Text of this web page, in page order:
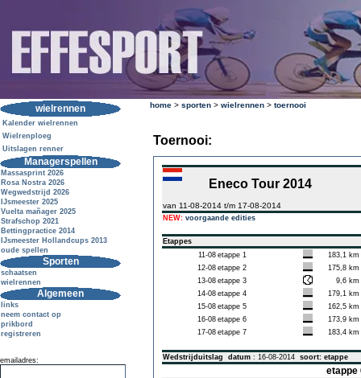
wielrennen
Kalender wielrennen
Wielrenploeg
Uitslagen renner
Managerspellen
Massasprint 2026
Rosa Nostra 2026
Wegwedstrijd 2026
IJsmeester 2025
Vuelta mañager 2025
Strafschop 2021
Bettingpractice 2014
IJsmeester Hollandcups 2013
oude spellen
Sporten
schaatsen
wielrennen
Algemeen
links
neem contact op
prikbord
registreren
emailadres:
home > sporten > wielrennen > toernooi
Toernooi:
Eneco Tour 2014
van 11-08-2014 t/m 17-08-2014
NEW: voorgaande edities
Etappes
11-08 etappe 1
183,1 km
12-08 etappe 2
175,8 km
13-08 etappe 3
9,6 km
14-08 etappe 4
179,1 km
15-08 etappe 5
162,5 km
16-08 etappe 6
173,9 km
17-08 etappe 7 183,4 km
Wedstrijduitslag datum : 16-08-2014 soort: etappe
etappe